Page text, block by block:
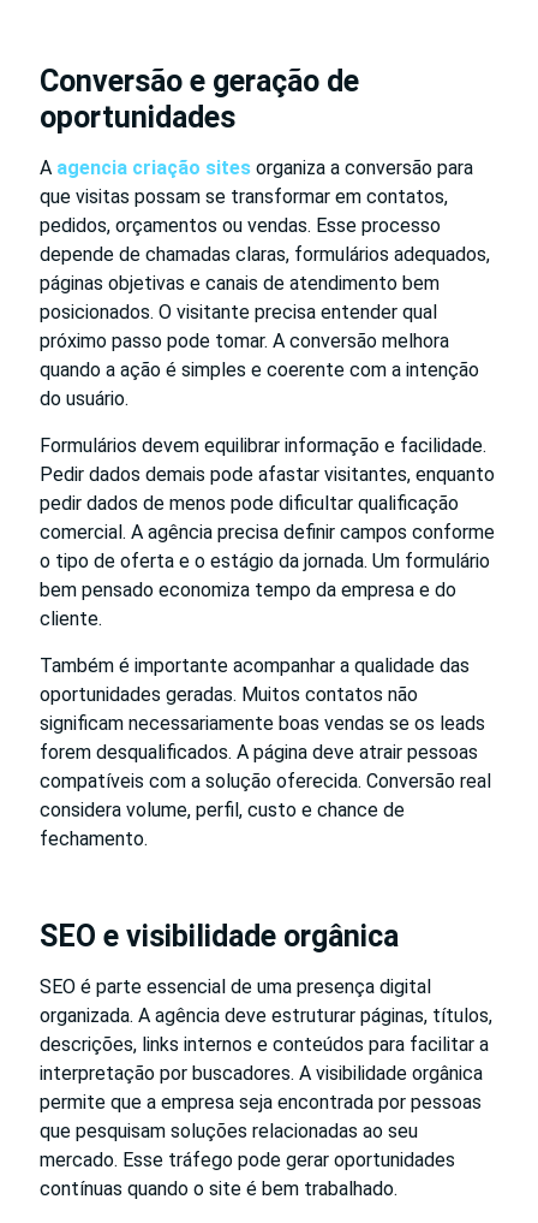
Conversão e geração de
oportunidades
A agencia criação sites organiza a conversão para
que visitas possam se transformar em contatos,
pedidos, orçamentos ou vendas. Esse processo
depende de chamadas claras, formulários adequados,
páginas objetivas e canais de atendimento bem
posicionados. O visitante precisa entender qual
próximo passo pode tomar. A conversão melhora
quando a ação é simples e coerente com a intenção
do usuário.
Formulários devem equilibrar informação e facilidade.
Pedir dados demais pode afastar visitantes, enquanto
pedir dados de menos pode dificultar qualificação
comercial. A agência precisa definir campos conforme
o tipo de oferta e o estágio da jornada. Um formulário
bem pensado economiza tempo da empresa e do
cliente.
Também é importante acompanhar a qualidade das
oportunidades geradas. Muitos contatos não
significam necessariamente boas vendas se os leads
forem desqualificados. A página deve atrair pessoas
compatíveis com a solução oferecida. Conversão real
considera volume, perfil, custo e chance de
fechamento.
SEO e visibilidade orgânica
SEO é parte essencial de uma presença digital
organizada. A agência deve estruturar páginas, títulos,
descrições, links internos e conteúdos para facilitar a
interpretação por buscadores. A visibilidade orgânica
permite que a empresa seja encontrada por pessoas
que pesquisam soluções relacionadas ao seu
mercado. Esse tráfego pode gerar oportunidades
contínuas quando o site é bem trabalhado.